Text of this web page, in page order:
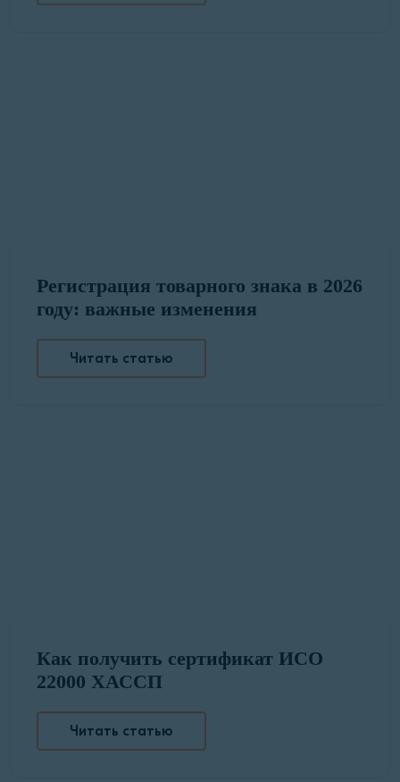
Регистрация товарного знака в 2026
году: важные изменения
Читать статью
Как получить сертификат ИСО
22000 ХАССП
Читать статью